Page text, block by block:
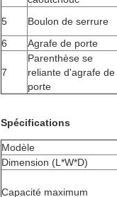
5 Boulon de serrure
6
Agrafe de porte
7
Parenthèse se
reliante d'agrafe de
porte
Spécifications
Modèle
Dimension (L*W*D)
Capacité maximum